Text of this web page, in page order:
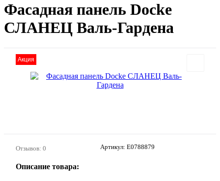
Фасадная панель Docke
СЛАНЕЦ Валь-Гардена
Акция
Отзывов: 0 Артикул: E0788879
Описание товара: